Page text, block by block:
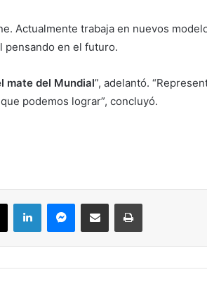
Actualmente trabaja en nuevos
pensando en el futuro.
mate del Mundial”, adelantó.
podemos lograr”, concluyó.
X LinkedIn Compartir vía correo electrónico